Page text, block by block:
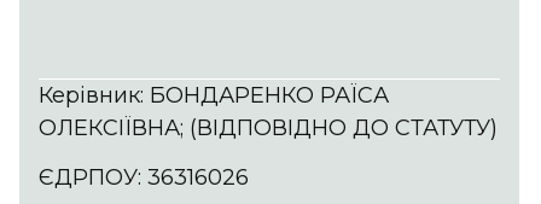
Керівник: БОНДАРЕНКО РАЇСА
ОЛЕКСІЇВНА; (ВІДПОВІДНО ДО СТАТУТУ)
ЄДРПОУ: 36316026